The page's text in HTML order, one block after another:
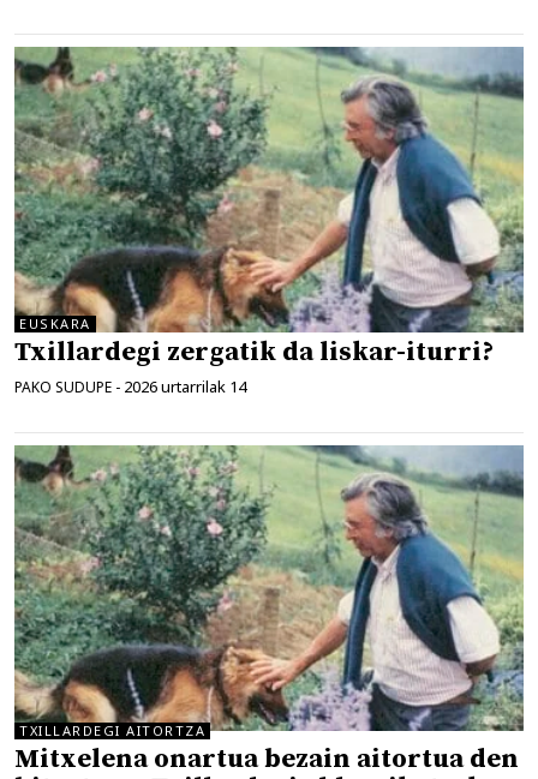
EUSKARA
Txillardegi zergatik da liskar-iturri?
PAKO SUDUPE - 2026 urtarrilak 14
TXILLARDEGI AITORTZA
Mitxelena onartua bezain aitortua den